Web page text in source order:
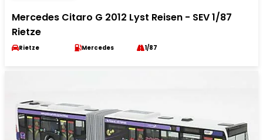
Mercedes Citaro G 2012 Lyst Reisen - SEV 1/87
Rietze
Rietze Mercedes 1/87